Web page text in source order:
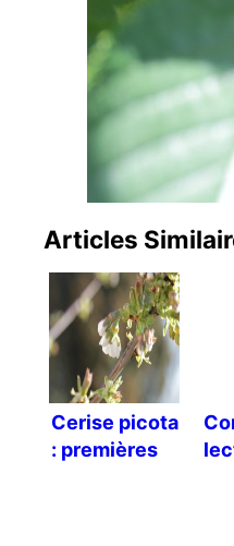
Articles
Cerise picota
: premières